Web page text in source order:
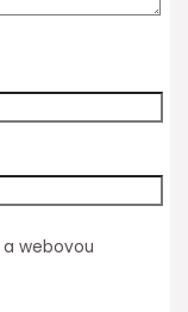
webovou